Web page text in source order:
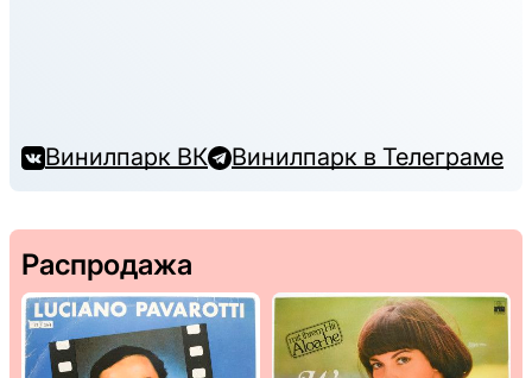
Винилпарк ВК Винилпарк в Телеграме
Распродажа